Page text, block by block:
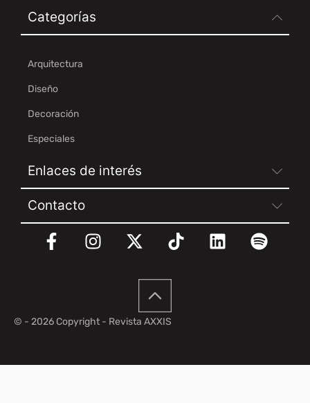
Categorías
Arquitectura
Diseño
Decoración
Especiales
Enlaces de interés
Contacto
© - 2026 Copyright - Revista AXXIS